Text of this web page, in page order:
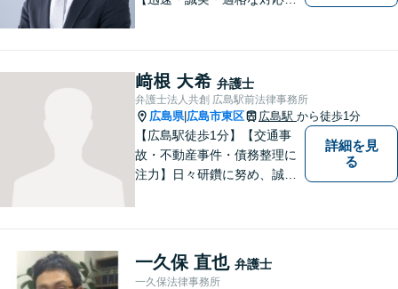
重視しています。また、弊事
務所は迅速な対応・回答を最
優先にしています。
﨑根 大希 弁護士
弁護士法人共創 広島駅前法律事務所
広島県| 広島市東区 広島駅 から徒歩1分
【広島駅徒歩1分】【交通事
故・不動産事件・債務整理に
注力】日々研鑽に努め、誠実
く、紛争を予防するためのア
ドバイスを心がけています。
【法テラス利用可】
詳細を見
る
一久保 直也 弁護士
一久保法律事務所